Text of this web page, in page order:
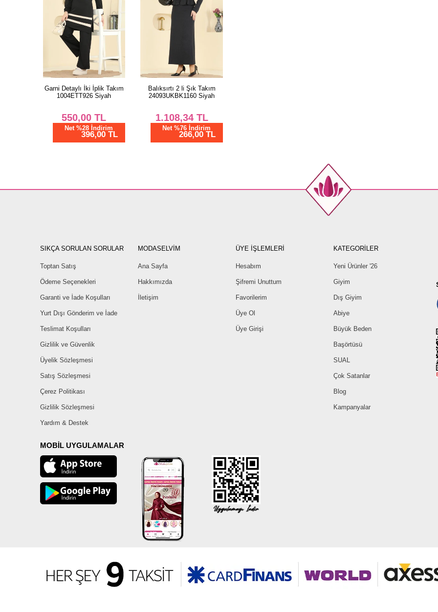
Garni Detaylı İki İplik Takım
1004ETT926 Siyah
550,00 TL
Net %28 İndirim
396,00 TL
Balıksırtı 2 li Şık Takım
24093UKBK1160 Siyah
1.108,34TL
Net %76 İndirim
266,00 TL
SIKÇA SORULAN SORULAR
Toptan Satış
Ödeme Seçenekleri
Garanti ve İade Koşulları
Yurt Dışı Gönderim ve İade
Teslimat Koşulları
Gizlilik ve Güvenlik
Üyelik Sözleşmesi
Satış Sözleşmesi
Çerez Politikası
Gizlilik Sözleşmesi
Yardım & Destek
MODASELVİM
Ana Sayfa
Hakkımızda
İletişim
ÜYE İŞLEMLERİ
Hesabım
Şifremi Unuttum
Favorilerim
Üye Ol
Üye Girişi
KATEGORİLER
Yeni Ürünler '26
Giyim
Dış Giyim
Abiye
Büyük Beden
Başörtüsü
SUAL
Çok Satanlar
Blog
Kampanyalar
MOBİL UYGULAMALAR